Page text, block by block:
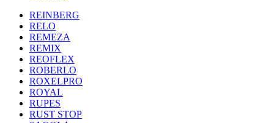
REINBERG
RELO
REMEZA
REMIX
REOFLEX
ROBERLO
ROXELPRO
ROYAL
RUPES
RUST STOP